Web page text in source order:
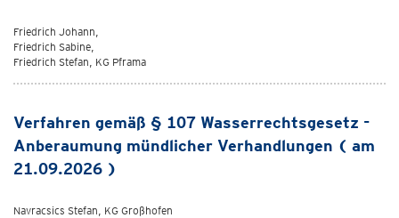
Friedrich Johann,
Friedrich Sabine,
Friedrich Stefan, KG Pframa
Verfahren gemäß § 107 Wasserrechtsgesetz -
Anberaumung mündlicher Verhandlungen ( am
21.09.2026 )
Navracsics Stefan, KG Großhofen